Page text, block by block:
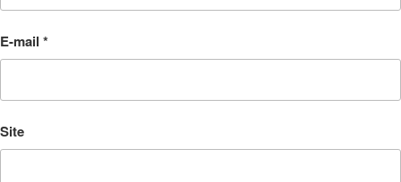
E-mail *
Site